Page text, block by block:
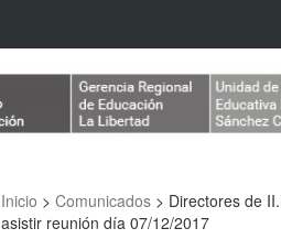
Inicio > Comunicados > Directores de
asistir reunión día 07/12/2017